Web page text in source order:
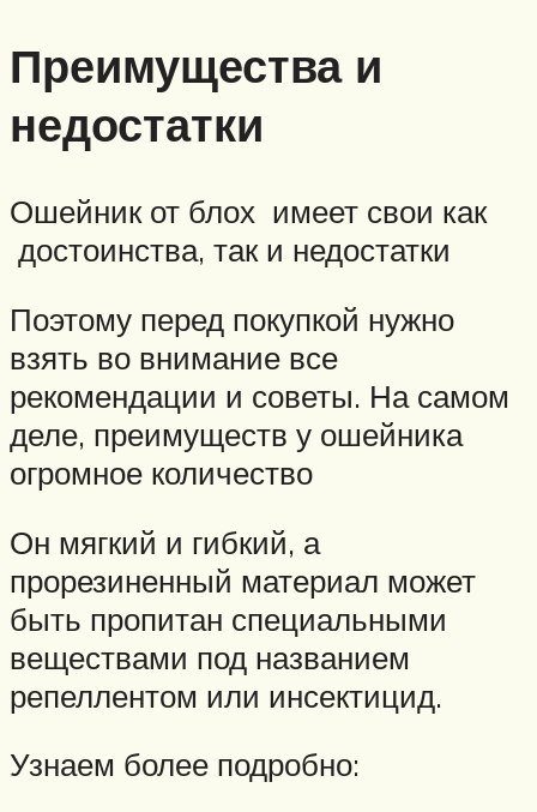
Преимущества и
недостатки
Ошейник от блох имеет свои как
достоинства, так и недостатки
Поэтому перед покупкой нужно
взять во внимание все
рекомендации и советы. На самом
деле, преимуществ у ошейника
огромное количество
Он мягкий и гибкий, а
прорезиненный материал может
быть пропитан специальными
веществами под названием
репеллентом или инсектицид.
Узнаем более подробно: